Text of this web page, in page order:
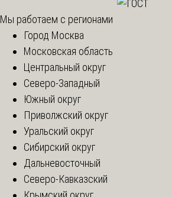
Мы работаем с регионами
Город Москва
Московская область
Центральный округ
Северо-Западный
Южный округ
Приволжский округ
Уральский округ
Сибирский округ
Дальневосточный
Северо-Кавказский